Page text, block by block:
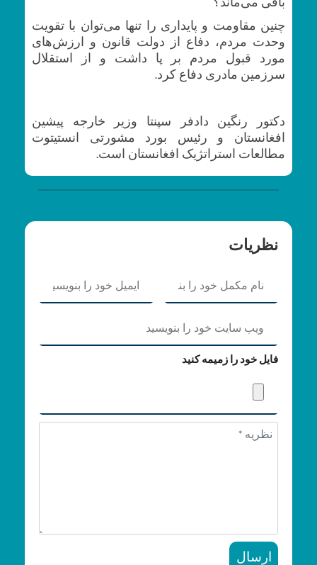
چنین مقاومت و پایداری را تنها می‌توان با تقویت
وحدت‌ مردم، دفاع از دولت قانون و ارزش‌های
مورد قبول مردم بر پا داشت و از استقلال
سرزمین مادری دفاع کرد.
دکتور رنگین دادفر سپنتا وزیر خارجه پیشین
افغانستان و رئیس بورد مشورتی انستیتوت
مطالعات استراتژیک افغانستان است.
نظریات
فایل خود را زمیمه کنید
ارسال